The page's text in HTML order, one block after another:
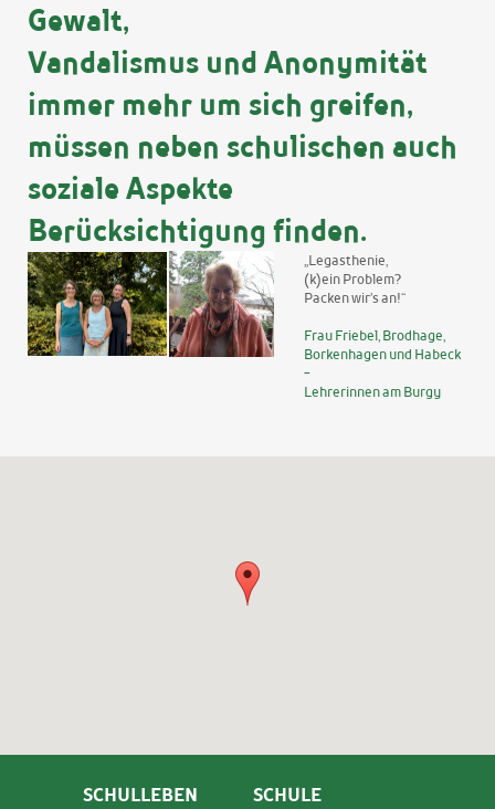
Gewalt,
Vandalismus und Anonymität
immer mehr um sich greifen,
müssen neben schulischen auch
soziale Aspekte
Berücksichtigung finden.
„Legasthenie,
(k)ein Problem?
Packen wir’s an!“
Frau Friebel, Brodhage,
Borkenhagen und Habeck
-
Lehrerinnen am Burgy
SCHULLEBEN SCHULE